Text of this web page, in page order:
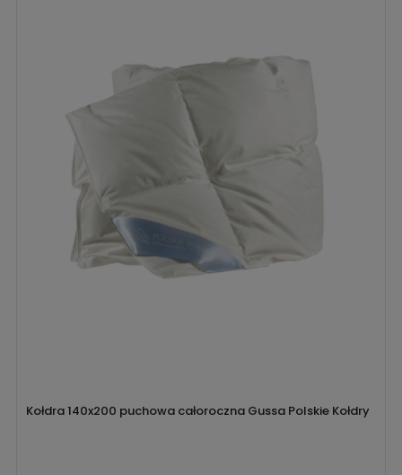
Kołdra 140x200 puchowa całoroczna Gussa Polskie Kołdry